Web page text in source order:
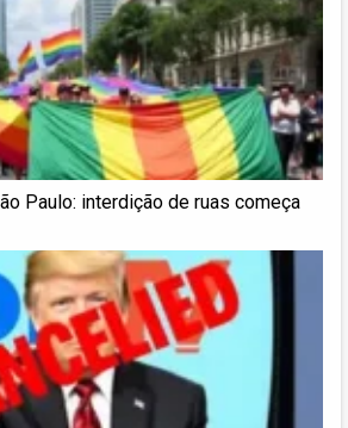
Paulo: interdição de ruas começa